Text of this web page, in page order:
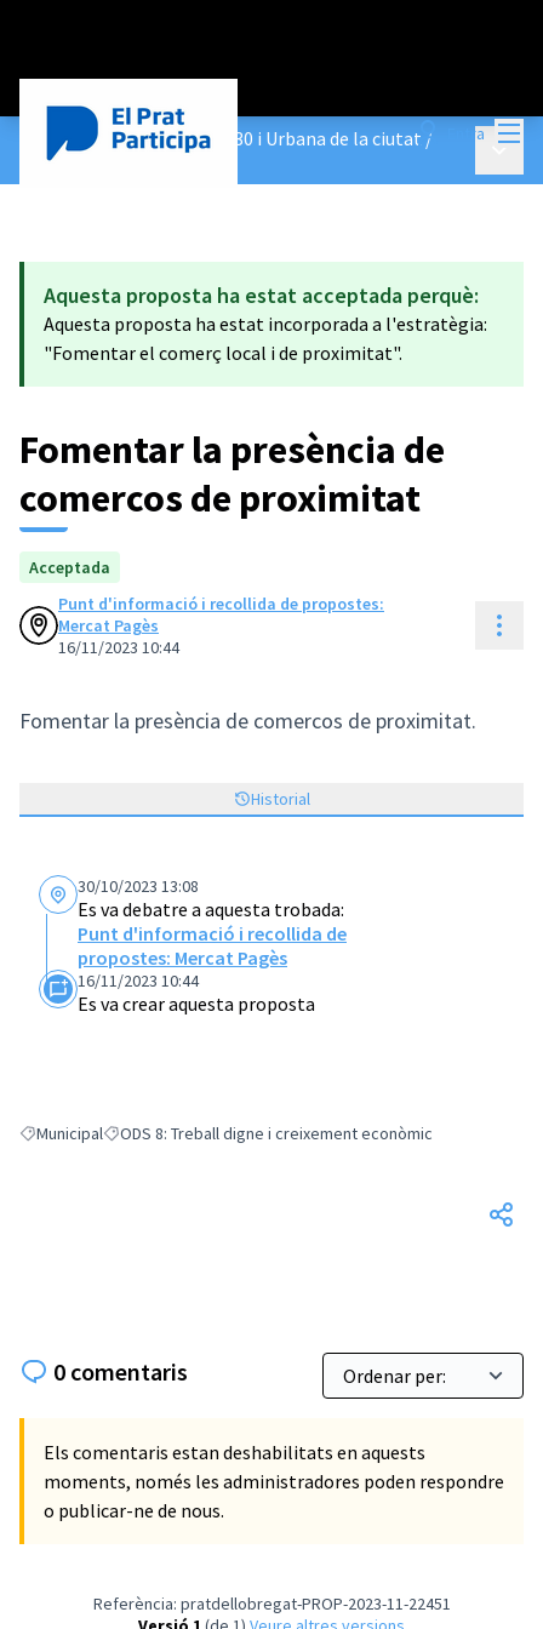
Entra
Construeix les Agendes 2030 i Urbana de la ciutat /
Propostes
Aquesta proposta ha estat acceptada perquè:
Aquesta proposta ha estat incorporada a l'estratègia:
"Fomentar el comerç local i de proximitat".
Fomentar la presència de
comercos de proximitat
Acceptada
Punt d'informació i recollida de propostes:
Mercat Pagès
16/11/2023 10:44
Fomentar la presència de comercos de proximitat.
Historial
30/10/2023 13:08
Es va debatre a aquesta trobada:
Punt d'informació i recollida de
propostes: Mercat Pagès
16/11/2023 10:44
Es va crear aquesta proposta
Resultats en filtrar per: Municipal
MunicipalResultats en filtrar per: ODS 8: Treball digne i creixement
ODS 8: Treball digne i creixement econòmic
0 comentaris
Els comentaris estan deshabilitats en aquests
moments, només les administradores poden respondre
o publicar-ne de nous.
Referència: pratdellobregat-PROP-2023-11-22451